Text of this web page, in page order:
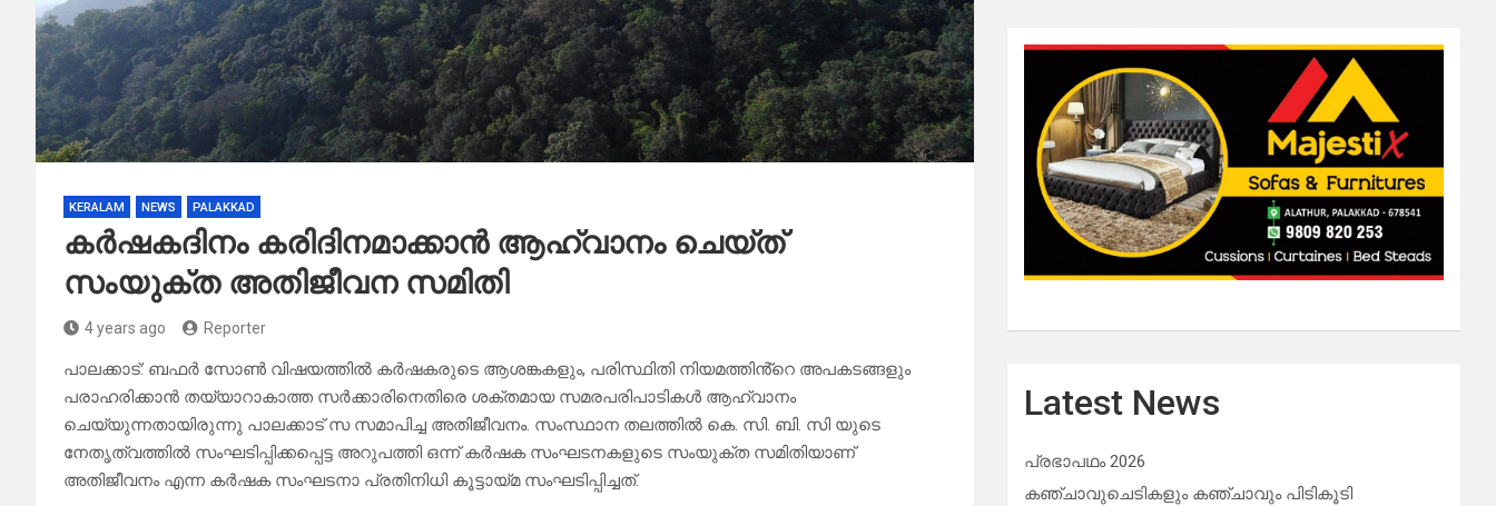
KERALAM NEWS PALAKKAD
കർഷകദിനം കരിദിനമാക്കാൻ ആഹ്വാനം ചെയ്ത്
സംയുക്ത അതിജീവന സമിതി
4 years ago Reporter
പാലക്കാട്: ബഫർ സോൺ വിഷയത്തിൽ കർഷകരുടെ ആശങ്കകളും, പരിസ്ഥിതി നിയമത്തിൻ്റെ അപകടങ്ങളും
പരാഹരിക്കാൻ തയ്യാറാകാത്ത സർക്കാരിനെതിരെ ശക്തമായ സമരപരിപാടികൾ ആഹ്വാനം
ചെയ്യുന്നതായിരുന്നു പാലക്കാട് സ സമാപിച്ച അതിജീവനം. സംസ്ഥാന തലത്തിൽ കെ. സി. ബി. സി യുടെ
നേതൃത്വത്തിൽ സംഘടിപ്പിക്കപ്പെട്ട അറുപത്തി ഒന്ന് കർഷക സംഘടനകളുടെ സംയുക്ത സമിതിയാണ്
അതിജീവനം എന്ന കർഷക സംഘടനാ പ്രതിനിധി കൂട്ടായ്മ സംഘടിപ്പിച്ചത്.
Latest News
പ്രഭാപഥം 2026
കഞ്ചാവുചെടികളും കഞ്ചാവും പിടികൂടി